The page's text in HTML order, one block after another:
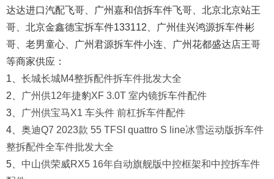
达达进口汽配飞哥、广州嘉和信拆车件飞哥、北京北京站王
哥、北京金鑫德宝拆车件133112、广州佳兴鸿源拆车件彬
哥、老男童心、广州君源拆车件小连、广州花都盛达店王哥
等商家供应：
1、 长城长城M4整拆配件拆车件批发大全
2、
广州供12年捷豹XF 3.0T 室内镜拆车件配件
3、
广州供宝马X1 车头件 前杠拆车件配件
4、 奥迪Q7 2023款 55 TFSI quattro S line冰雪运动版拆车件
整拆配件全车件批发大全
5、 中山供荣威RX5 16年自动旗舰版中控框架和中控拆车件